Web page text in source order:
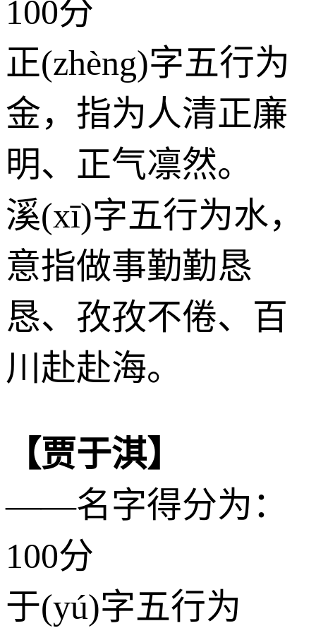
100分
正(zhèng)字五行为
金，指为人清正廉
明、正气凛然。
溪(xī)字五行为水，
意指做事勤勤恳
恳、孜孜不倦、百
川赴赴海。
【贾于淇】
——名字得分为：
100分
于(yú)字五行为